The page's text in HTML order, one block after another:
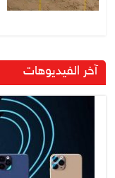
آخر الفيديوهات